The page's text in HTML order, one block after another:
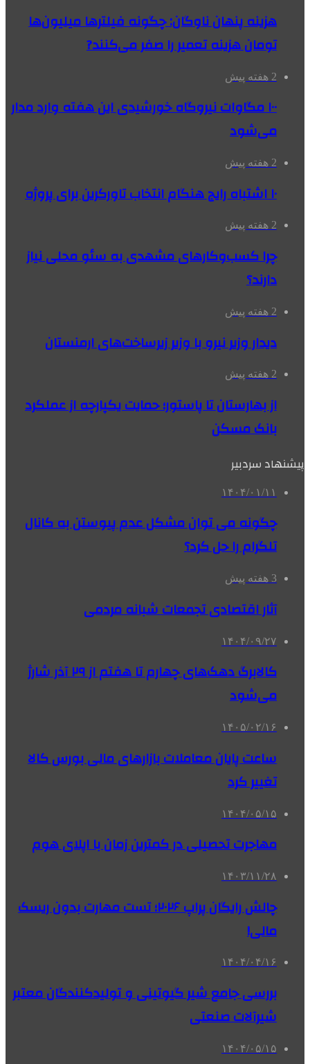
هزینه پنهان ناوگان: چگونه فیلترها میلیون‌ها
تومان هزینه تعمیر را صفر می‌کنند?
2 هفته پیش
۱۰۰ مگاوات نیروگاه‌ خورشیدی این هفته وارد مدار
می‌شود
2 هفته پیش
۱۰ اشتباه رایج هنگام انتخاب تاورکرین برای پروژه
2 هفته پیش
چرا کسب‌وکارهای مشهدی به سئو محلی نیاز
دارند؟
2 هفته پیش
دیدار وزیر نیرو با وزیر زیرساخت‌های ارمنستان
2 هفته پیش
از بهارستان تا پاستور؛ حمایت یکپارچه از عملکرد
بانک مسکن
پیشنهاد سردبیر
۱۴۰۴/۰۱/۱۱
چگونه می توان مشکل عدم پیوستن به کانال
تلگرام را حل کرد؟
3 هفته پیش
آثار اقتصادی تجمعات شبانه مردمی
۱۴۰۴/۰۹/۲۷
کالابرگ دهک‌های چهارم تا هفتم از ۲۹ آذر شارژ
می‌شود
۱۴۰۵/۰۲/۱۶
ساعت پایان معاملات بازارهای مالی بورس کالا
تغییر کرد
۱۴۰۴/۰۵/۱۵
مهاجرت تحصیلی در کمترین زمان با اپلای هوم
۱۴۰۳/۱۱/۲۸
چالش رایگان پراپ ۲۰۲۶؛ تست مهارت بدون ریسک
مالی!
۱۴۰۴/۰۴/۱۶
بررسی جامع شیر گیوتینی و تولیدکنندگان معتبر
شیرآلات صنعتی
۱۴۰۴/۰۵/۱۵